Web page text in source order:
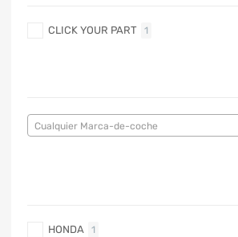
CLICK YOUR PART 1
Cualquier Marca-de-coche
HONDA 1